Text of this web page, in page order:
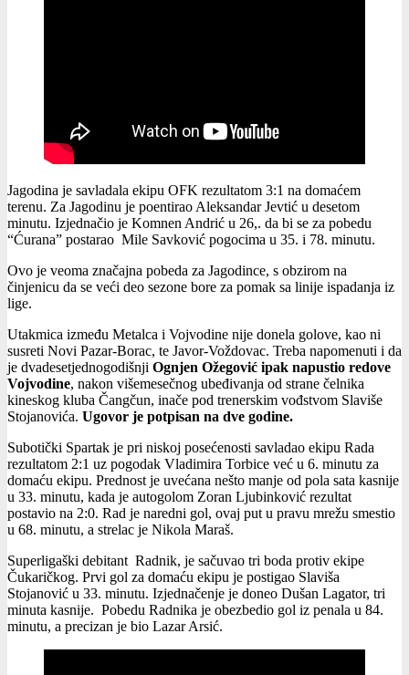
Jagodina je savladala ekipu OFK rezultatom 3:1 na domaćem
terenu. Za Jagodinu je poentirao Aleksandar Jevtić u desetom
minutu. Izjednačio je Komnen Andrić u 26,. da bi se za pobedu
“Ćurana” postarao Mile Savković pogocima u 35. i 78. minutu.
Ovo je veoma značajna pobeda za Jagodince, s obzirom na
činjenicu da se veći deo sezone bore za pomak sa linije ispadanja iz
lige.
Utakmica između Metalca i Vojvodine nije donela golove, kao ni
susreti Novi Pazar-Borac, te Javor-Voždovac. Treba napomenuti i da
je dvadesetjednogodišnji Ognjen Ožegović ipak napustio redove
Vojvodine, nakon višemesečnog ubeđivanja od strane čelnika
kineskog kluba Čangčun, inače pod trenerskim vođstvom Slaviše
Stojanovića. Ugovor je potpisan na dve godine.
Subotički Spartak je pri niskoj posećenosti savladao ekipu Rada
rezultatom 2:1 uz pogodak Vladimira Torbice već u 6. minutu za
domaću ekipu. Prednost je uvećana nešto manje od pola sata kasnije
u 33. minutu, kada je autogolom Zoran Ljubinković rezultat
postavio na 2:0. Rad je naredni gol, ovaj put u pravu mrežu smestio
u 68. minutu, a strelac je Nikola Maraš.
Superligaški debitant Radnik, je sačuvao tri boda protiv ekipe
Čukaričkog. Prvi gol za domaću ekipu je postigao Slaviša
Stojanović u 33. minutu. Izjednačenje je doneo Dušan Lagator, tri
minuta kasnije. Pobedu Radnika je obezbedio gol iz penala u 84.
minutu, a precizan je bio Lazar Arsić.